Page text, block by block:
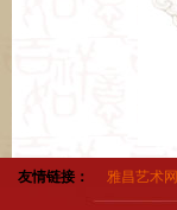
友情链接： 雅昌艺术网